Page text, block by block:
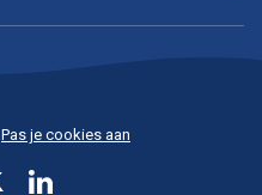
Pas je cookies aan